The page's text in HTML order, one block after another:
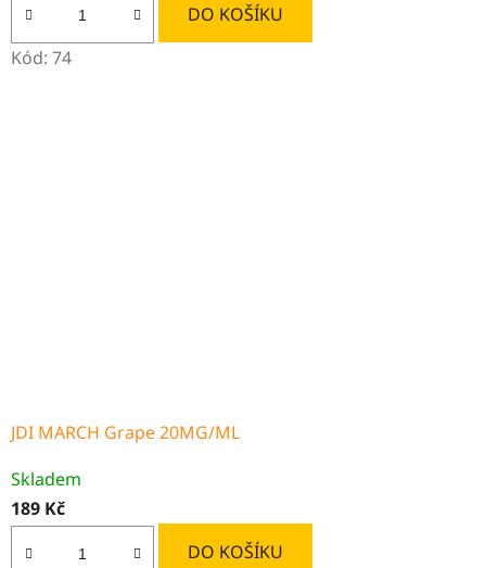
DO KOŠÍKU
Kód: 74
JDI MARCH Grape 20MG/ML
Skladem
189 Kč
DO KOŠÍKU